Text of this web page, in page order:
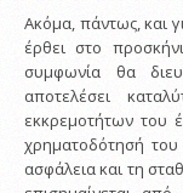
Ακόμα, πάντως, και
έρθει στο
συμφωνία θα
αποτελέσει
εκκρεμοτήτων του
χρηματοδότησή του
ασφάλεια και τη